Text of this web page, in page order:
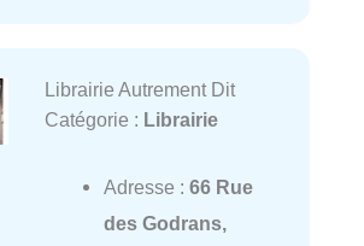
Librairie Autrement Dit
Catégorie : Librairie
Adresse : 66 Rue
des Godrans,